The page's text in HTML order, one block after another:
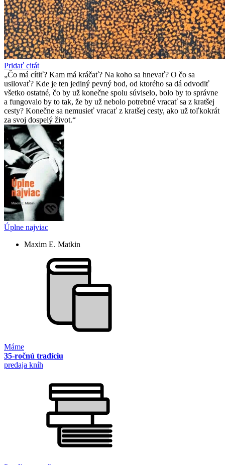
Pridať citát
Čo má cítiť? Kam má kráčať? Na koho sa hnevať? O čo sa
usilovať? Kde je ten jediný pevný bod, od ktorého sa dá odvodiť
všetko ostatné, čo by už konečne spolu súviselo, bolo by to správne
a fungovalo by to tak, že by už nebolo potrebné vracať sa z kratšej
cesty? Konečne sa nemusieť vracať z kratšej cesty, ako už toľkokrát
za svoj dospelý život.
Úplne najviac
Maxim E. Matkin
Máme
35-ročnú tradíciu
predaja kníh